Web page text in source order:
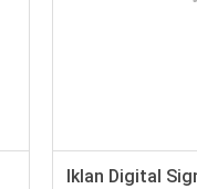
Iklan Digital